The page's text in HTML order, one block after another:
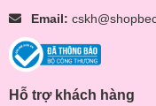
Email:
Hỗ trợ khách hàng